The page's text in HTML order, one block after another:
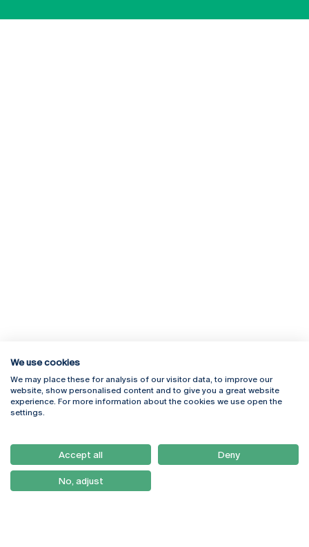
Rua Diogo Botelho 1327
4169-005 Porto
+351 226 196 240
Campus Online
Webmail
Como Chegar
Newsletter
We use cookies
We may place these for analysis of our visitor data, to improve our
website, show personalised content and to give you a great website
experience. For more information about the cookies we use open the
settings.
Accept all Deny
No, adjust